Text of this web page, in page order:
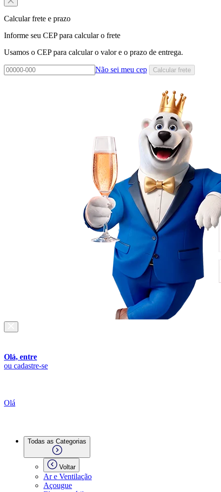
Calcular frete e prazo
Informe seu CEP para calcular o frete
Usamos o CEP para calcular o valor e o prazo de entrega.
Não sei meu cep Calcular frete
Olá, entre
ou cadastre-se
Olá
Todas as Categorias
Voltar
Ar e Ventilação
Açougue